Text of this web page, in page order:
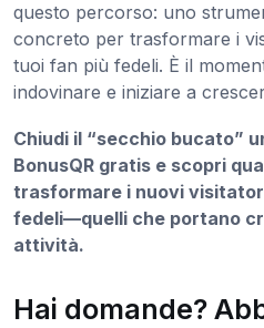
questo percorso: uno
concreto per trasformare i
tuoi fan più fedeli. È il
indovinare e iniziare a
Chiudi il “secchio bucato”
BonusQR gratis e scopri
trasformare i nuovi
fedeli—quelli che portano
attività.
Hai domande?